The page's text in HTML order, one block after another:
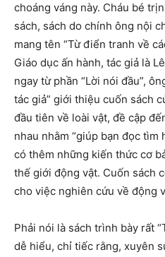
choáng váng này. Cháu bé
sách, sách do chính ông nội
mang tên “Từ điển tranh về
Giáo dục ấn hành, tác giả là
ngay từ phần “Lời nói đầu”,
tác giả” giới thiệu cuốn sách
đầu tiên về loài vật, đề cập
nhau nhằm “giúp bạn đọc
có thêm những kiến thức cơ
thế giới động vật. Cuốn sách
cho việc nghiên cứu về động
Phải nói là sách trình bày rất
dễ hiểu, chỉ tiếc rằng, xuyên